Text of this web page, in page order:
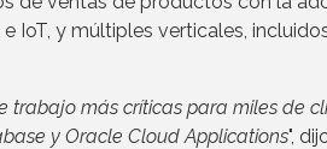
IoT, y múltiples verticales,
más críticas para miles de
y Oracle Cloud Applications",